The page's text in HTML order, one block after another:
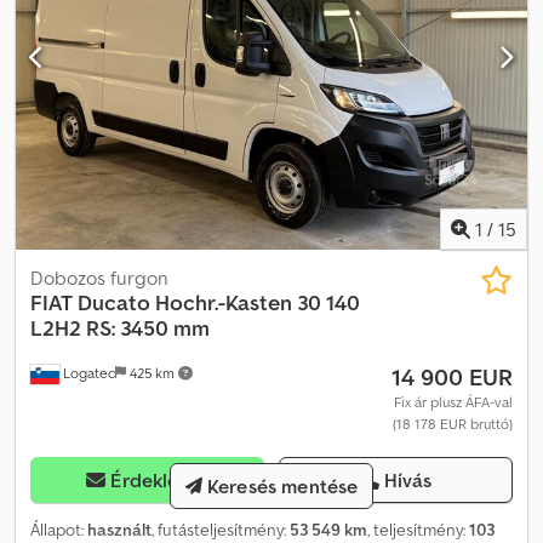
1 / 15
Logatec 425 km
Dobozos furgon
FIAT Ducato Hochr.-Kasten 30 140
L2H2 RS: 3450 mm
14 900 EUR
Fix ár plusz ÁFA-val
(18 178 EUR bruttó)
Érdeklődni Hívás
Állapot: használt, futásteljesítmény: 53 549 km, teljesítmény:103
Keresés mentése